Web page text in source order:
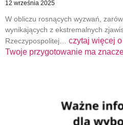
12 września 2025
W obliczu rosnących wyzwań,
wynikających z ekstremalnych
Rzeczypospolitej… czytaj więcej o
Twoje przygotowanie ma